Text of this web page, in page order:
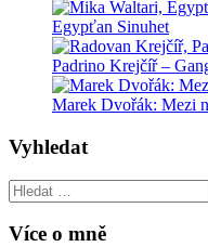
Egypťan Sinuhet
Padrino Krejčíř –
Marek Dvořák: Mezi
Vyhledat
Vyhledat:
Více o mně